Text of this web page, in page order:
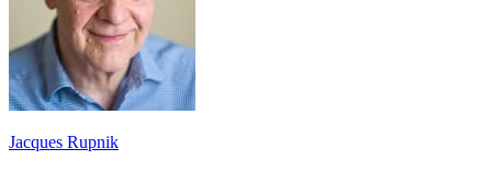
Jacques Rupnik